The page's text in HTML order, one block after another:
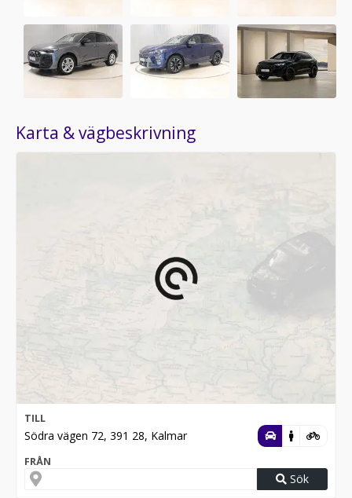
Karta & vägbeskrivning
TILL
Södra vägen 72, 391 28, Kalmar
FRÅN
Sök